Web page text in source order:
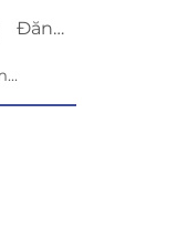
Đăng nhập